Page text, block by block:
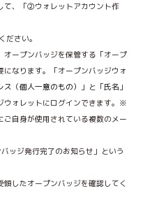
て、「②ウォレットアカウント作
ださい。
オープンバッジを保管する 「オープ
になります。「オープンバッジウォ
ス（個人一意のもの） 」と「氏名 」
ォレットにログインできます。 ※
自身が使用されている複数のメー
バッジ発行完了のお知らせ」 という
したオープンバッジを確認してく